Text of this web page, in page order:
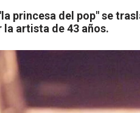
princesa del pop" se
artista de 43 años.